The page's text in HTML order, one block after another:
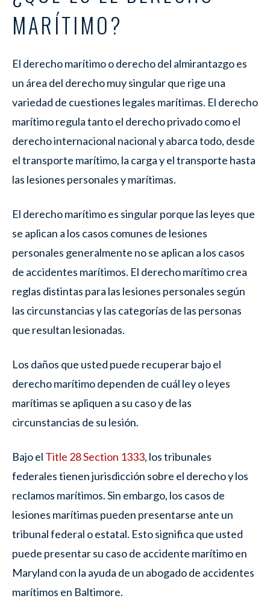
MARÍTIMO?
El derecho marítimo o derecho del almirantazgo es
un área del derecho muy singular que rige una
variedad de cuestiones legales marítimas. El derecho
marítimo regula tanto el derecho privado como el
derecho internacional nacional y abarca todo, desde
el transporte marítimo, la carga y el transporte hasta
las lesiones personales y marítimas.
El derecho marítimo es singular porque las leyes que
se aplican a los casos comunes de lesiones
personales generalmente no se aplican a los casos
de accidentes marítimos. El derecho marítimo crea
reglas distintas para las lesiones personales según
las circunstancias y las categorías de las personas
que resultan lesionadas.
Los daños que usted puede recuperar bajo el
derecho marítimo dependen de cuál ley o leyes
marítimas se apliquen a su caso y de las
circunstancias de su lesión.
Bajo el Title 28 Section 1333, los tribunales
federales tienen jurisdicción sobre el derecho y los
reclamos marítimos. Sin embargo, los casos de
lesiones marítimas pueden presentarse ante un
tribunal federal o estatal. Esto significa que usted
puede presentar su caso de accidente marítimo en
Maryland con la ayuda de un abogado de accidentes
marítimos en Baltimore.